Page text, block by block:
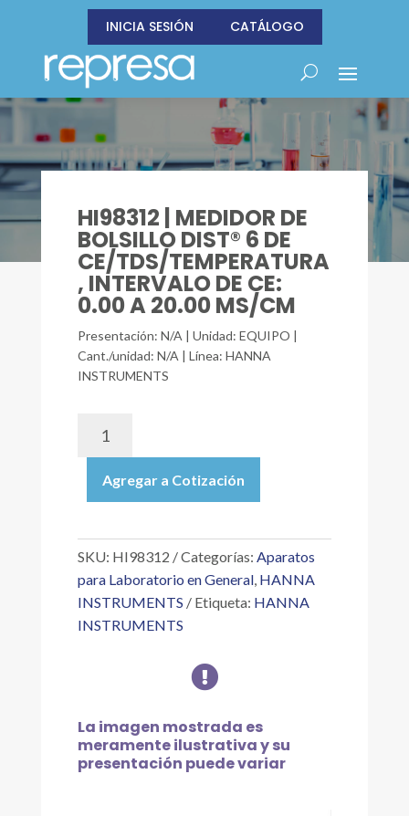
INICIA SESIÓN CATÁLOGO
HI98312 | MEDIDOR DE
BOLSILLO DIST® 6 DE
CE/TDS/TEMPERATURA
, INTERVALO DE CE:
0.00 A 20.00 MS/CM
Presentación: N/A | Unidad: EQUIPO |
Cant./unidad: N/A | Línea: HANNA
INSTRUMENTS
BOLSILLO
6
CE/TDS/TEMPERATURA,
INTERVALO
DE
20.00
MS/CM
cantidad
Agregar a Cotización
SKU: HI98312 Categorías: Aparatos
para Laboratorio en General, HANNA
INSTRUMENTS
Etiqueta: HANNA
INSTRUMENTS

La imagen mostrada es
meramente ilustrativa y su
presentación puede variar